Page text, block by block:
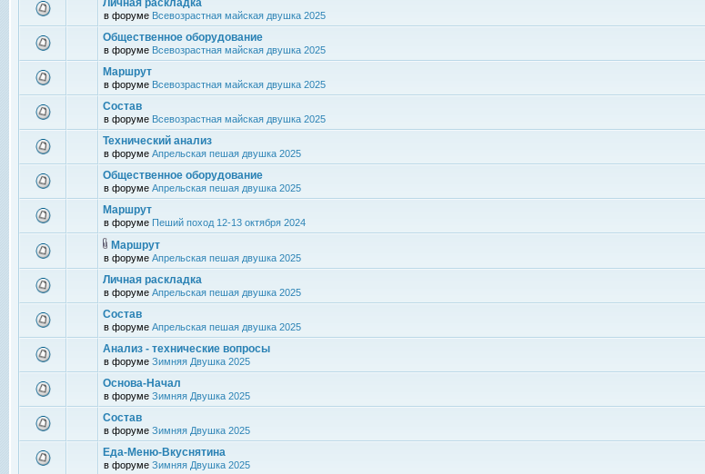
Личная раскладка
в форуме Всевозрастная майская двушка 2025
Общественное оборудование
в форуме Всевозрастная майская двушка 2025
Маршрут
в форуме Всевозрастная майская двушка 2025
Состав
в форуме Всевозрастная майская двушка 2025
Технический анализ
в форуме Апрельская пешая двушка 2025
Общественное оборудование
в форуме Апрельская пешая двушка 2025
Маршрут
в форуме Пеший поход 12-13 октября 2024
Маршрут
в форуме Апрельская пешая двушка 2025
Личная раскладка
в форуме Апрельская пешая двушка 2025
Состав
в форуме Апрельская пешая двушка 2025
Анализ - технические вопросы
в форуме Зимняя Двушка 2025
Основа-Начал
в форуме Зимняя Двушка 2025
Состав
в форуме Зимняя Двушка 2025
Еда-Меню-Вкуснятина
в форуме Зимняя Двушка 2025